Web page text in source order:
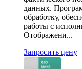
данных.
обработку,
работы с
Отображени...
Запросить цену